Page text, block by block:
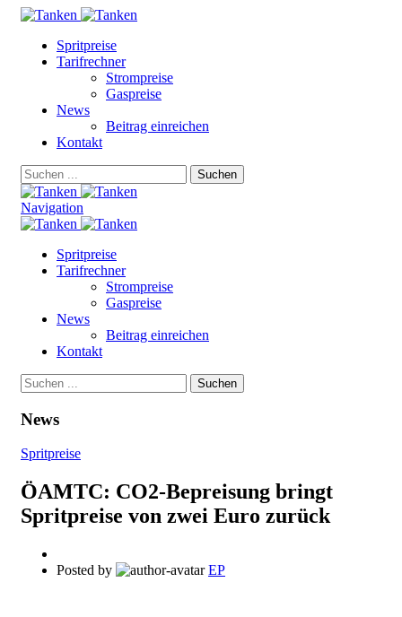
Spritpreise
Tarifrechner
Strompreise
Gaspreise
News
Beitrag einreichen
Kontakt
Suchen
Navigation
Spritpreise
Tarifrechner
Strompreise
Gaspreise
News
Beitrag einreichen
Kontakt
Suchen
News
Spritpreise
ÖAMTC: CO2-Bepreisung bringt
Spritpreise von zwei Euro zurück
Posted by EP